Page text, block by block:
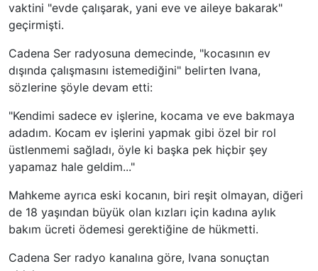
vaktini "evde çalışarak, yani eve ve aileye bakarak"
geçirmişti.
Cadena Ser radyosuna demecinde, "kocasının ev
dışında çalışmasını istemediğini" belirten Ivana,
sözlerine şöyle devam etti:
"Kendimi sadece ev işlerine, kocama ve eve bakmaya
adadım. Kocam ev işlerini yapmak gibi özel bir rol
üstlenmemi sağladı, öyle ki başka pek hiçbir şey
yapamaz hale geldim..."
Mahkeme ayrıca eski kocanın, biri reşit olmayan, diğeri
de 18 yaşından büyük olan kızları için kadına aylık
bakım ücreti ödemesi gerektiğine de hükmetti.
Cadena Ser radyo kanalına göre, Ivana sonuçtan